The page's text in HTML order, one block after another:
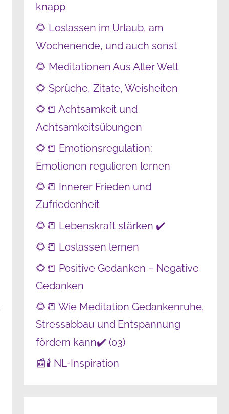
knapp
🌻 Loslassen im Urlaub, am
Wochenende, und auch sonst
🌻 Meditationen Aus Aller Welt
🌻 Sprüche, Zitate, Weisheiten
🌻📒 Achtsamkeit und
Achtsamkeitsübungen
🌻📒 Emotionsregulation:
Emotionen regulieren lernen
🌻📒 Innerer Frieden und
Zufriedenheit
🌻📒 Lebenskraft stärken ✔️
🌻📒 Loslassen lernen
🌻📒 Positive Gedanken – Negative
Gedanken
🌻📒 Wie Meditation Gedankenruhe,
Stressabbau und Entspannung
fördern kann✔️ (03)
📰🕯️ NL-Inspiration